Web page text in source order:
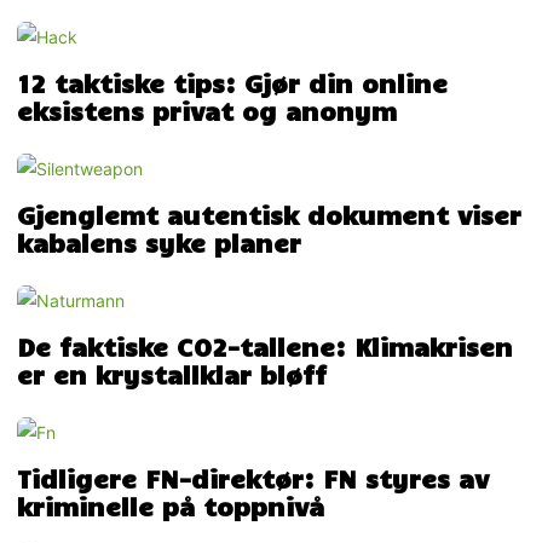
12 taktiske tips: Gjør din online
eksistens privat og anonym
Gjenglemt autentisk dokument viser
kabalens syke planer
De faktiske CO2-tallene: Klimakrisen
er en krystallklar bløff
Tidligere FN-direktør: FN styres av
kriminelle på toppnivå